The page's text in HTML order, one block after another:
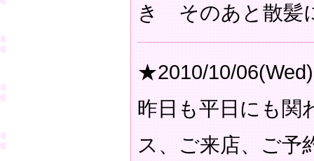
き そのあと散髪
★2010/10/06(Wed)
昨日も平日にも関
ス、ご来店、ご予